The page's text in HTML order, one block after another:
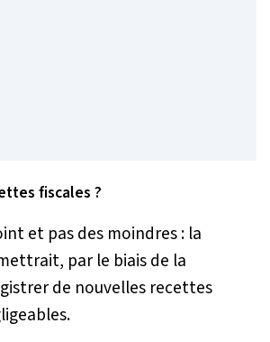
fiscales ?
et pas des moindres : la
par le biais de la
de nouvelles recettes